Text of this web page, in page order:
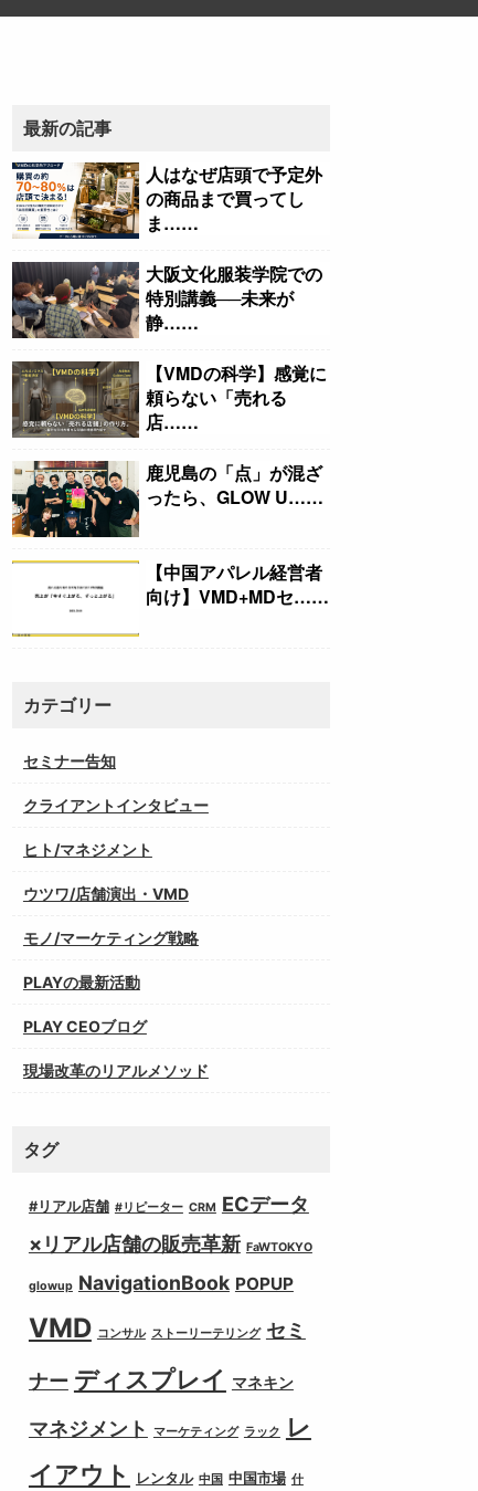
最新の記事
人はなぜ店頭で予定外
の商品まで買ってし
ま……
大阪文化服装学院での
特別講義──未来が
静……
【VMDの科学】感覚に
頼らない「売れる
店……
鹿児島の「点」が混ざ
ったら、GLOW U……
【中国アパレル経営者
向け】VMD+MDセ……
カテゴリー
セミナー告知
クライアントインタビュー
ヒト/マネジメント
ウツワ/店舗演出・VMD
モノ/マーケティング戦略
PLAYの最新活動
PLAY CEOブログ
現場改革のリアルメソッド
タグ
#リアル店舗 #リピーター CRM ECデータ
×リアル店舗の販売革新 FaWTOKYO
glowup NavigationBook POPUP
VMD コンサル ストーリーテリング セミ
ナー ディスプレイ マネキン
マネジメント マーケティング ラック
レ
イアウト
レンタル 中国 中国市場 什